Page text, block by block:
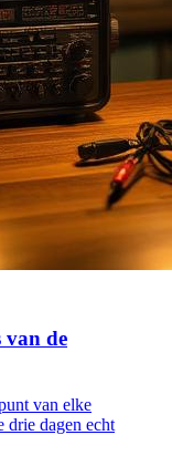
van de
van elke
drie dagen echt